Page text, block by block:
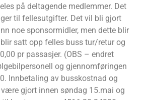
på deltagende medlemmer. Det
til fellesutgifter. Det vil bli gjort
noe sponsormidler, men dette blir
satt opp felles buss tur/retur og
pr passasjer. (OBS – endret
og gjennomføringen
Innbetaling av busskostnad og
gjort innen søndag 15.mai og